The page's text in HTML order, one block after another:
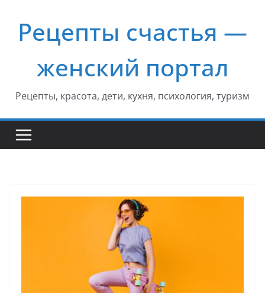
содержимому
Рецепты счастья —
женский портал
Рецепты, красота, дети, кухня, психология, туризм